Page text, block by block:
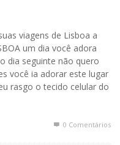
viagens de Lisboa a
um dia você adora
dia seguinte não quero
você ia adorar este lugar
rasgo o tecido celular do
0 Comentários